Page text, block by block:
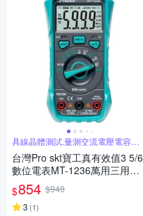
具線晶體測試,量測交流電壓電容電
阻溫度
台灣Pro skt寶工真有效值3 5/6
數位電表MT-1236萬用三用電
錶附探針(具線晶體測試,量測交
流電壓電容電阻溫度)公司貨,享
一年保固
$854 $948
3 (1)